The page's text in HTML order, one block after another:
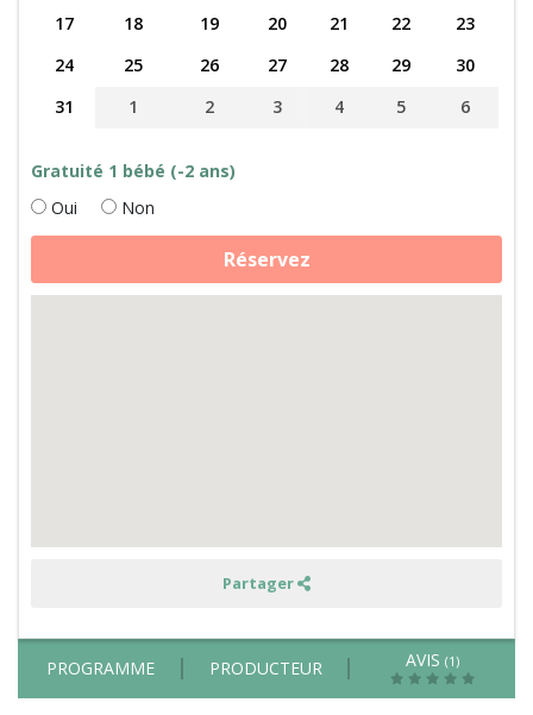
PROGRAMME PRODUCTEUR AVIS (1)
17
18 19 20 21 22
23
24
25 26 27 28 29
30
31
1 2 3 4 5 6
Gratuité 1 bébé (-2 ans)
Oui
Non
quantité
Découvrez
la
complète
Réservez
Partager